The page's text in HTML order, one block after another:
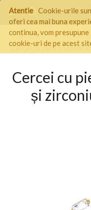
Atentie Cookie-urile
oferi cea mai buna
continua, vom
cookie-uri de pe acest
Pagina start / Idei de
Cercei cu pietre
Cercei cu
și